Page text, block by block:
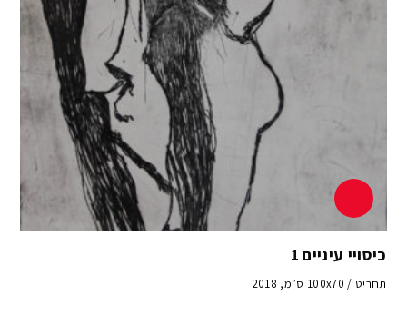
כיסויי עיניים 1
תחריט / 100x70 ס״מ, 2018